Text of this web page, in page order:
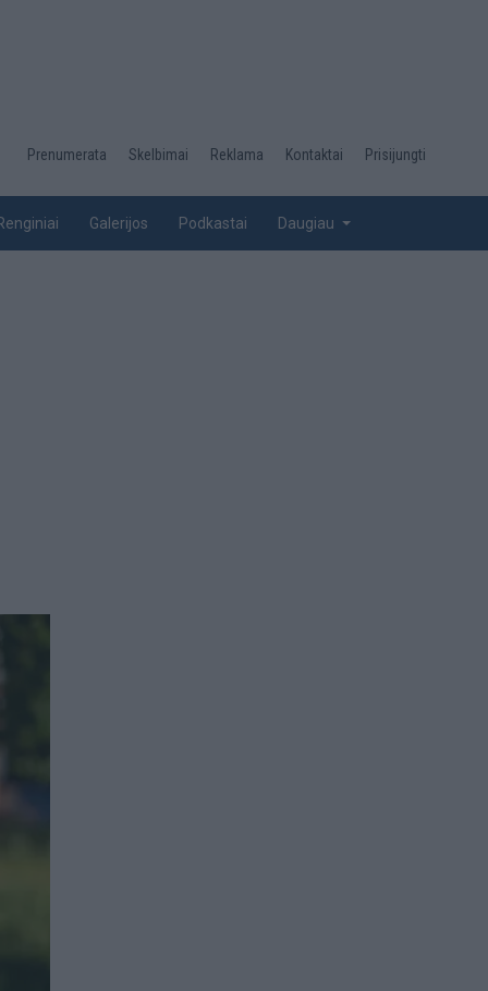
Desktop
top
Prenumerata Skelbimai Reklama Kontaktai Prisijungti
Galerijos Podkastai Daugiau